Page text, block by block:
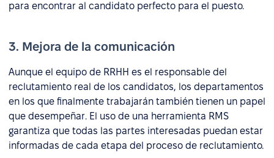
para encontrar al candidato perfecto para el puesto.
3. Mejora de la comunicación
Aunque el equipo de RRHH es el responsable del
reclutamiento real de los candidatos, los departamentos
en los que finalmente trabajarán también tienen un papel
que desempeñar. El uso de una herramienta RMS
garantiza que todas las partes interesadas puedan estar
informadas de cada etapa del proceso de reclutamiento.